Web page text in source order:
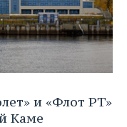
и «Флот РТ»
Каме